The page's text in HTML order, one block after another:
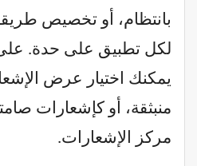
بانتظام، أو تخصيص
لكل تطبيق على حدة. على
يمكنك اختيار عرض
منبثقة، أو كإشعارات
مركز الإشعارات.